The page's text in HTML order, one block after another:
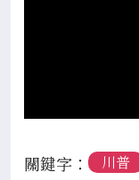
關鍵字： 川普